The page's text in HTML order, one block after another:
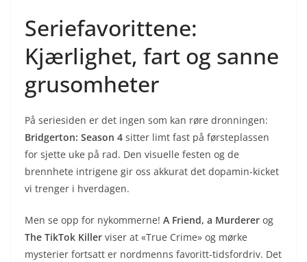
Seriefavorittene:
Kjærlighet, fart og sanne
grusomheter
På seriesiden er det ingen som kan røre dronningen:
Bridgerton: Season 4 sitter limt fast på førsteplassen
for sjette uke på rad. Den visuelle festen og de
brennhete intrigene gir oss akkurat det dopamin-kicket
vi trenger i hverdagen.
Men se opp for nykommerne! A Friend, a Murderer og
The TikTok Killer viser at «True Crime» og mørke
mysterier fortsatt er nordmenns favoritt-tidsfordriv. Det